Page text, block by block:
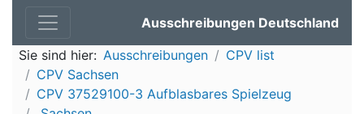
Ausschreibungen Deutschland
Sie sind hier: Ausschreibungen
CPV list
CPV Sachsen
CPV 37529100-3 Aufblasbares Spielzeug